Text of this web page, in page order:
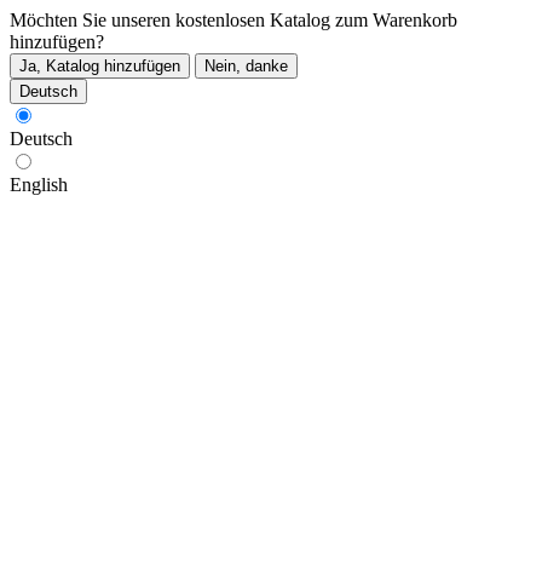
Möchten Sie unseren kostenlosen Katalog zum Warenkorb
hinzufügen?
Ja, Katalog hinzufügen
Nein, danke
Deutsch
Deutsch
English